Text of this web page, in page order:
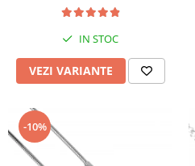
IN STOC
VEZI VARIANTE
-10%